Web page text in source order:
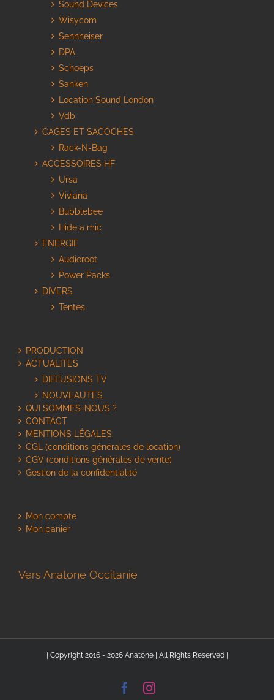
Sound Devices
Wisycom
Sennheiser
DPA
Schoeps
Sanken
Location Sound London
Vdb
CAGES ET SACOCHES
Rack-N-Bag
ACCESSOIRES HF
Ursa
Viviana
Bubblebee
Hide a mic
ENERGIE
Audioroot
Power Packs
DIVERS
Tentes
PRODUCTION
ACTUALITES
DIFFUSIONS TV
NOUVEAUTES
QUI SOMMES-NOUS ?
CONTACT
MENTIONS LÉGALES
CGL (conditions générales de location)
CGV (conditions générales de vente)
Gestion de la confidentialité
Mon compte
Mon panier
Vers Anatone Occitanie
| Copyright 2016 - 2026 Anatone | All Rights Reserved |
FacebookInstagram